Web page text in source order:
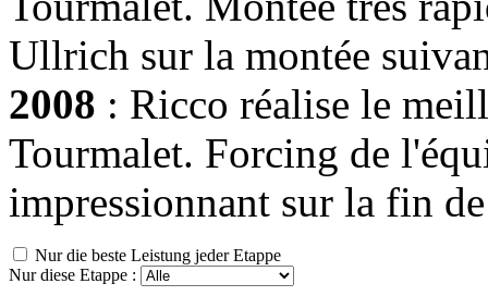
Ullrich sur la montée
2008 : Ricco réalise le
Tourmalet. Forcing de
impressionnant sur la fin
Nur die beste Leistung jeder Etappe
Nur diese Etappe :